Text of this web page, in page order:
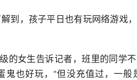
到，孩子平日也有玩网络游戏
的女生告诉记者，班里的同学
鬼也好玩，“但没充值过，一